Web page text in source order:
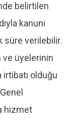
belirtilen
kanuni
süre verilebilir.
ve üyelerinin
olduğu
hizmet